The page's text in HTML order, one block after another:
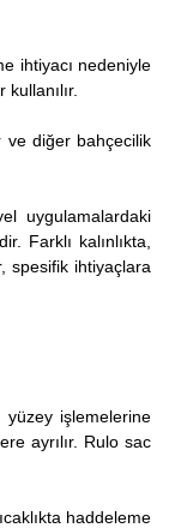
ihtiyacı nedeniyle
ve diğer bahçecilik
uygulamalardaki
Farklı kalınlıkta,
spesifik ihtiyaçlara
yüzey işlemelerine
ayrılır. Rulo sac
haddeleme